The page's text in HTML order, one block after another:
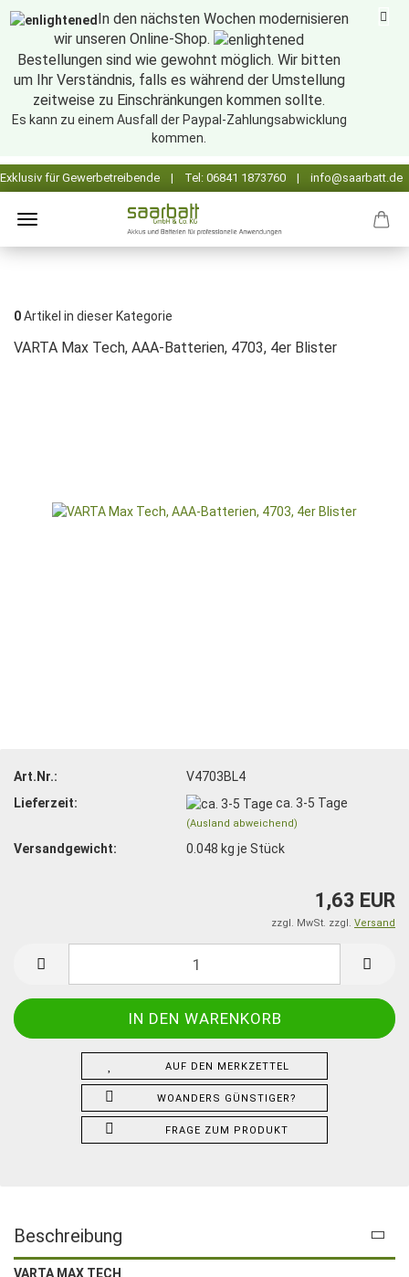
In den nächsten Wochen modernisieren
wir unseren Online-Shop.
Bestellungen sind wie gewohnt möglich. Wir bitten
um Ihr Verständnis, falls es während der Umstellung
zeitweise zu Einschränkungen kommen sollte.
Es kann zu einem Ausfall der Paypal-Zahlungsabwicklung
kommen.
0Artikel in dieser Kategorie
VARTA Max Tech, AAA-Batterien, 4703, 4er Blister
Art.Nr.:
V4703BL4
Lieferzeit:
ca. 3-5 Tage
(Ausland abweichend)
Versandgewicht: 0.048 kg je Stück
1,63 EUR
zzgl. MwSt. zzgl. Versand
AUF DEN MERKZETTEL
WOANDERS GÜNSTIGER?
FRAGE ZUM PRODUKT
Beschreibung
VARTA MAX TECH